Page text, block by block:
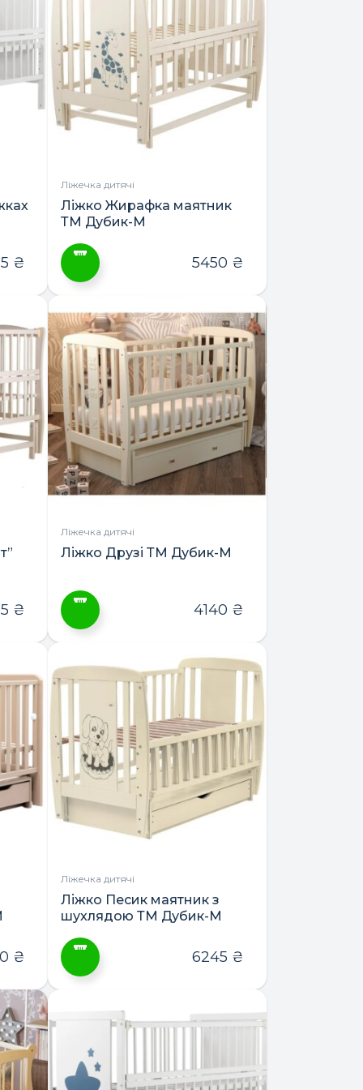
₴
Ліжечка дитячі
Ліжко Жирафка маятник
ТМ Дубик-М
товар
має
кілька
варіантів.
Параметри
можна
вибрати
на
сторінці
товару
5450 ₴
₴
Ліжечка дитячі
Ліжко Друзі ТМ Дубик-М
має
варіантів.
Параметри
можна
вибрати
на
сторінці
товару
4140 ₴
₴
Ліжечка дитячі
Ліжко Песик маятник з
шухлядою ТМ Дубик-М
варіантів.
Параметри
6245 ₴